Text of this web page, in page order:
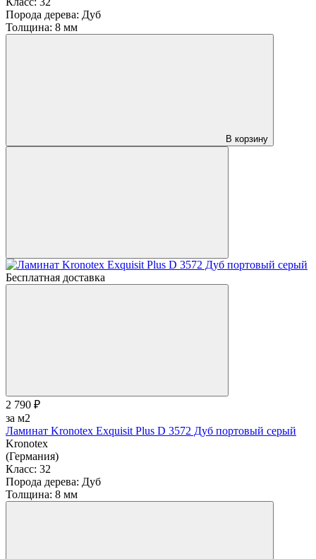
Порода дерева: Дуб
Толщина: 8 мм
В корзину
Бесплатная доставка
2 790 ₽
за м2
Ламинат Kronotex Exquisit Plus D 3572 Дуб портовый серый
Kronotex
(Германия)
Класс: 32
Порода дерева: Дуб
Толщина: 8 мм